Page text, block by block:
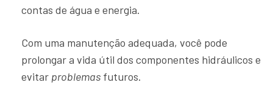
contas de água e energia.
Com uma manutenção adequada, você pode
prolongar a vida útil dos componentes hidráulicos e
evitar problemas futuros.